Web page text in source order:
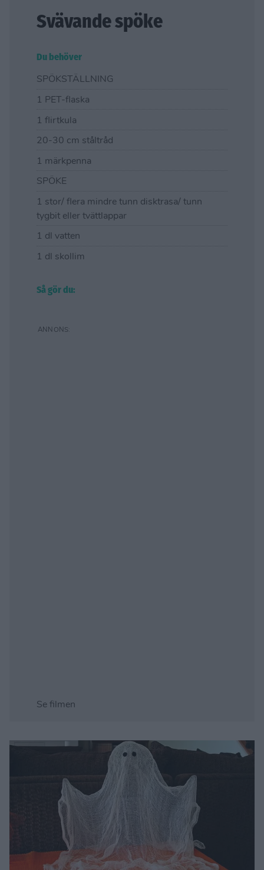
Svävande spöke
Du behöver
SPÖKSTÄLLNING
1 PET-flaska
1 flirtkula
20-30 cm ståltråd
1 märkpenna
SPÖKE
1 stor/ flera mindre tunn disktrasa/ tunn
tygbit eller tvättlappar
1 dl vatten
1 dl skollim
Så gör du:
Se filmen